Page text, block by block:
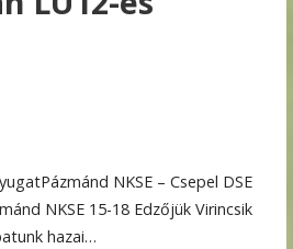
NKSE – Csepel DSE
NKSE 15-18 Edzőjük Virincsik
hazai…